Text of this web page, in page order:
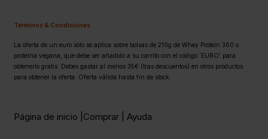
Términos & Condiciones
La oferta de un euro sólo se aplica sobre bolsas de 210g de Whey Protein 360 o
proteína vegana, que debe ser añadido a su carrito con el código `EURO' para
obtenerlo gratis. Debes gastar al menos 35€ (tras descuentos) en otros productos
para obtener la oferta. Oferta válida hasta fin de stock.
Página de inicio | Comprar | Ayuda